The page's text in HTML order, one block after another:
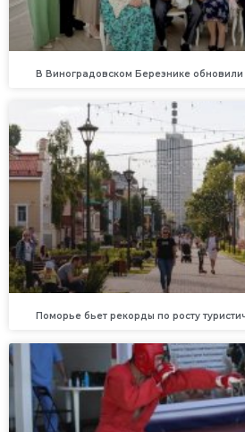
В Виноградовском Березнике обновили
Поморье бьет рекорды по росту